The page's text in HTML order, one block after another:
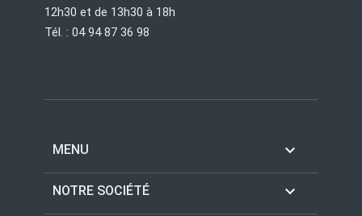
12h30 et de 13h30 à 18h
Tél. : 04 94 87 36 98
MENU 
NOTRE SOCIÉTÉ 